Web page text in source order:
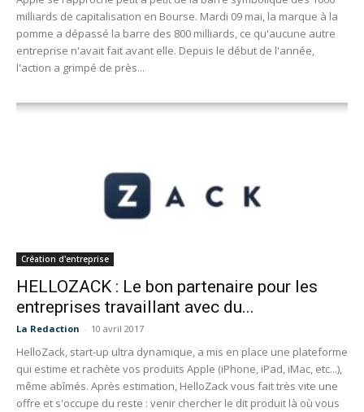
milliards de capitalisation en Bourse. Mardi 09 mai, la marque à la
pomme a dépassé la barre des 800 milliards, ce qu'aucune autre
entreprise n'avait fait avant elle. Depuis le début de l'année,
l'action a grimpé de près...
Création d'entreprise
HELLOZACK : Le bon partenaire pour les
entreprises travaillant avec du...
La Redaction - 10 avril 2017
HelloZack, start-up ultra dynamique, a mis en place une plateforme
qui estime et rachète vos produits Apple (iPhone, iPad, iMac, etc...),
même abîmés. Après estimation, HelloZack vous fait très vite une
offre et s'occupe du reste : venir chercher le dit produit là où vous